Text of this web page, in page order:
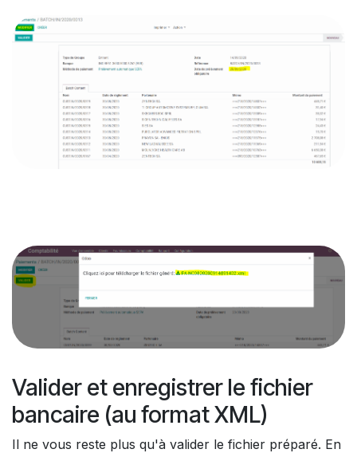
Valider et enregistrer le fichier
bancaire (au format XML)
Il ne vous reste plus qu'à valider le fichier préparé. En